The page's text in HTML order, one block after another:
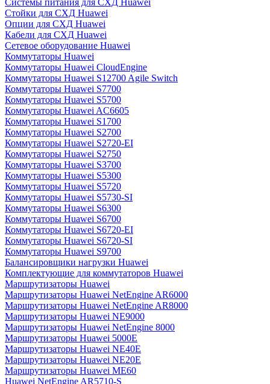
Системы питания для СХД Huawei
Стойки для СХД Huawei
Опции для СХД Huawei
Кабели для СХД Huawei
Сетевое оборудование Huawei
Коммутаторы Huawei
Коммутаторы Huawei CloudEngine
Коммутаторы Huawei S12700 Agile Switch
Коммутаторы Huawei S7700
Коммутаторы Huawei S5700
Коммутаторы Huawei AC6605
Коммутаторы Huawei S1700
Коммутаторы Huawei S2700
Коммутаторы Huawei S2720-EI
Коммутаторы Huawei S2750
Коммутаторы Huawei S3700
Коммутаторы Huawei S5300
Коммутаторы Huawei S5720
Коммутаторы Huawei S5730-SI
Коммутаторы Huawei S6300
Коммутаторы Huawei S6700
Коммутаторы Huawei S6720-EI
Коммутаторы Huawei S6720-SI
Коммутаторы Huawei S9700
Балансировщики нагрузки Huawei
Комплектующие для коммутаторов Huawei
Маршрутизаторы Huawei
Маршрутизаторы Huawei NetEngine AR6000
Маршрутизаторы Huawei NetEngine AR8000
Маршрутизаторы Huawei NE9000
Маршрутизаторы Huawei NetEngine 8000
Маршрутизаторы Huawei 5000E
Маршрутизаторы Huawei NE40E
Маршрутизаторы Huawei NE20E
Маршрутизаторы Huawei ME60
Huawei NetEngine AR5710-S